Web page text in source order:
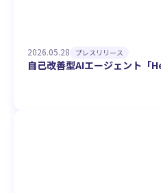
2026.05.28 プレスリリース
自己改善型AIエージェント